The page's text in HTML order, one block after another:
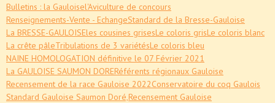
Bulletins : la Gauloisel'Aviculture de concours
Renseignements-Vente - EchangeStandard de la Bresse-Gauloise
La BRESSE-GAULOISEles cousines grisesLe coloris grisLe coloris blanc
La crête pâleTribulations de 3 variétésLe coloris bleu
NAINE HOMOLOGATION définitive le 07 Février 2021
La GAULOISE SAUMON DORERéférents régionaux Gauloise
Recensement de la race Gauloise 2022Conservatoire du coq Gaulois
Standard Gauloise Saumon Doré,Recensement Gauloise